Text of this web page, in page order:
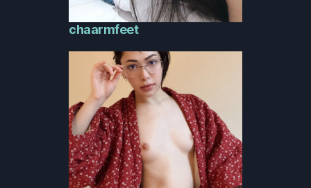
chaarmfeet